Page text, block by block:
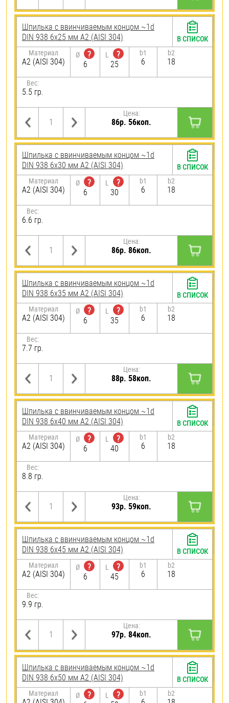
Шпилька c ввинчиваемым концом ~1d
DIN 938 6х25 мм А2 (AISI 304)
Материал
А2 (AISI 304)
Ø
?
6
L
?
25
b1
6
b2
18
Вес:
5.5 гр.
Цена:
86р. 56коп.
В СПИСОК
Шпилька c ввинчиваемым концом ~1d
DIN 938 6х30 мм А2 (AISI 304)
Материал
А2 (AISI 304)
Ø
?
6
L
?
30
b1
6
b2
18
Вес:
6.6 гр.
Цена:
86р. 86коп.
В СПИСОК
Шпилька c ввинчиваемым концом ~1d
DIN 938 6х35 мм А2 (AISI 304)
Материал
А2 (AISI 304)
Ø
?
6
L
?
35
b1
6
b2
18
Вес:
7.7 гр.
Цена:
88р. 58коп.
В СПИСОК
Шпилька c ввинчиваемым концом ~1d
DIN 938 6х40 мм А2 (AISI 304)
Материал
А2 (AISI 304)
Ø
?
6
L
?
40
b1
6
b2
18
Вес:
8.8 гр.
Цена:
93р. 59коп.
В СПИСОК
Шпилька c ввинчиваемым концом ~1d
DIN 938 6х45 мм А2 (AISI 304)
Материал
А2 (AISI 304)
Ø
?
6
L
?
45
b1
6
b2
18
Вес:
9.9 гр.
Цена:
97р. 84коп.
В СПИСОК
Шпилька c ввинчиваемым концом ~1d
DIN 938 6х50 мм А2 (AISI 304)
Материал Ø
?
L
?
b1 b2
В СПИСОК